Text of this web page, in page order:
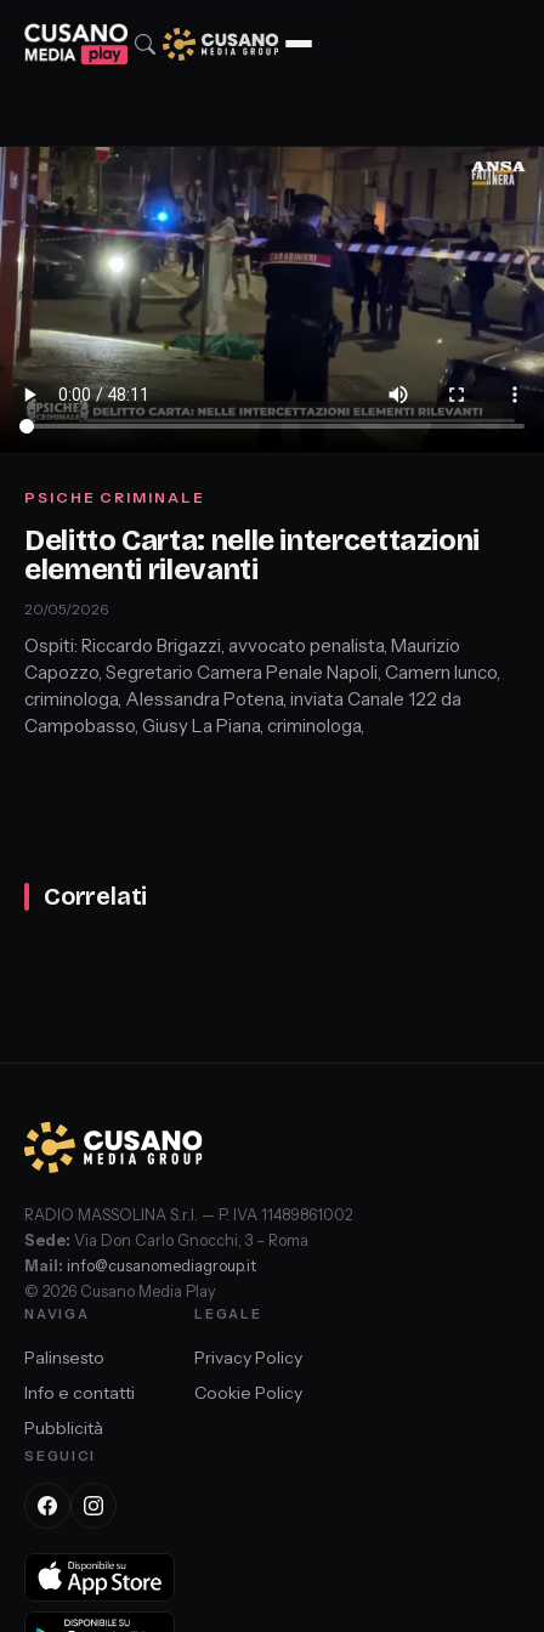
PSICHE CRIMINALE
Delitto Carta: nelle intercettazioni
elementi rilevanti
20/05/2026
Ospiti: Riccardo Brigazzi, avvocato penalista, Maurizio
Capozzo, Segretario Camera Penale Napoli, Camern Iunco,
criminologa, Alessandra Potena, inviata Canale 122 da
Campobasso, Giusy La Piana, criminologa,
Correlati
RADIO MASSOLINA S.r.l. — P. IVA 11489861002
Sede: Via Don Carlo Gnocchi, 3 – Roma
Mail: info@cusanomediagroup.it
© 2026 Cusano Media Play
NAVIGA
Palinsesto
Info e contatti
Pubblicità
LEGALE
Privacy Policy
Cookie Policy
SEGUICI